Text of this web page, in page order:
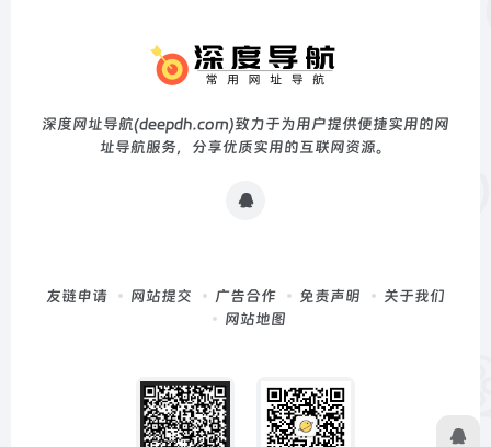
深度网址导航(deepdh.com)致力于为用户提供便捷实用的网
址导航服务，分享优质实用的互联网资源。
友链申请 网站提交 广告合作 免责声明
关于我们
网站地图